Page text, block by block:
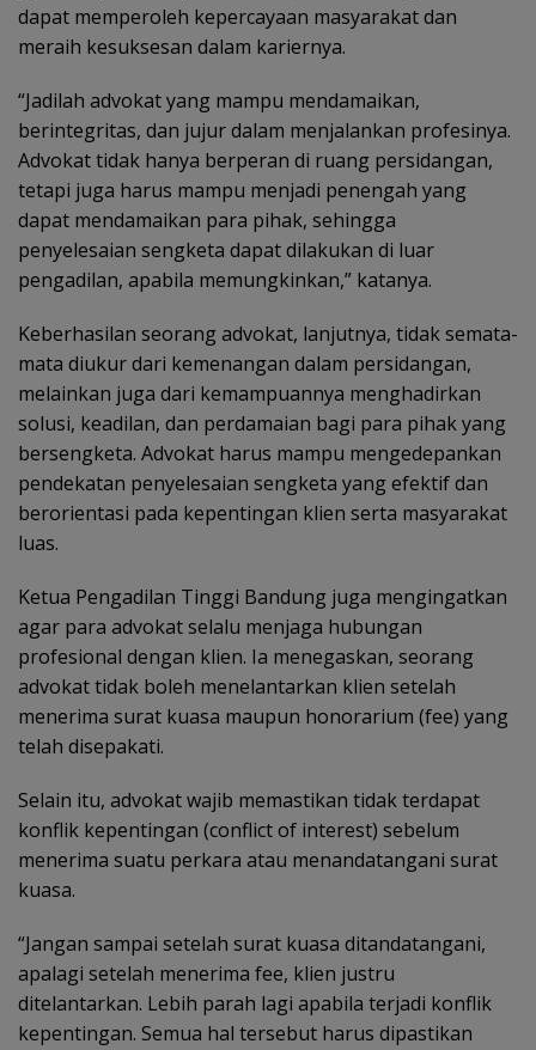
dapat memperoleh kepercayaan masyarakat dan
meraih kesuksesan dalam kariernya.
“Jadilah advokat yang mampu mendamaikan,
berintegritas, dan jujur dalam menjalankan profesinya.
Advokat tidak hanya berperan di ruang persidangan,
tetapi juga harus mampu menjadi penengah yang
dapat mendamaikan para pihak, sehingga
penyelesaian sengketa dapat dilakukan di luar
pengadilan, apabila memungkinkan,” katanya.
Keberhasilan seorang advokat, lanjutnya, tidak semata-
mata diukur dari kemenangan dalam persidangan,
melainkan juga dari kemampuannya menghadirkan
solusi, keadilan, dan perdamaian bagi para pihak yang
bersengketa. Advokat harus mampu mengedepankan
pendekatan penyelesaian sengketa yang efektif dan
berorientasi pada kepentingan klien serta masyarakat
luas.
Ketua Pengadilan Tinggi Bandung juga mengingatkan
agar para advokat selalu menjaga hubungan
profesional dengan klien. Ia menegaskan, seorang
advokat tidak boleh menelantarkan klien setelah
menerima surat kuasa maupun honorarium (fee) yang
telah disepakati.
Selain itu, advokat wajib memastikan tidak terdapat
konflik kepentingan (conflict of interest) sebelum
menerima suatu perkara atau menandatangani surat
kuasa.
“Jangan sampai setelah surat kuasa ditandatangani,
apalagi setelah menerima fee, klien justru
ditelantarkan. Lebih parah lagi apabila terjadi konflik
kepentingan. Semua hal tersebut harus dipastikan